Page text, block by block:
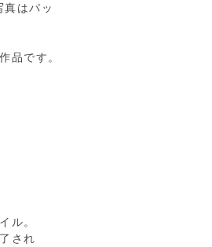
はパッ
品です。
ル。
され